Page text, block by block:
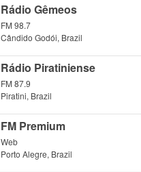
Rádio Gêmeos
FM 98.7
Cândido Godói, Brazil
Rádio Piratiniense
FM 87.9
Piratini, Brazil
FM Premium
Web
Porto Alegre, Brazil